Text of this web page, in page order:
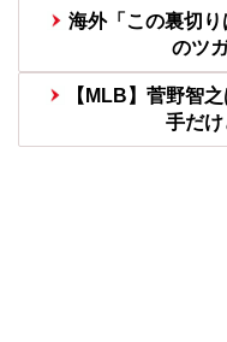
海外「この裏切
のツ
【MLB】菅野智
手だ